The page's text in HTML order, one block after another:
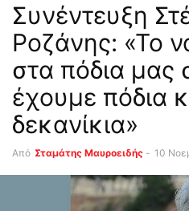
Συνέντευξη
Ροζάνης: «Το
στα πόδια μας
έχουμε πόδια
δεκανίκια»
Από Σταμάτης Μαυροειδής - 10